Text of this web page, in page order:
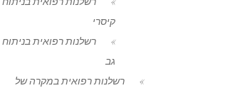
קיסרי
רשלנות רפואית בניתוח
גב
רשלנות רפואית במקרה של